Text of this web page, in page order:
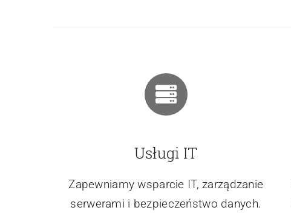
Usługi IT
Zapewniamy wsparcie IT, zarządzanie
serwerami i bezpieczeństwo danych.